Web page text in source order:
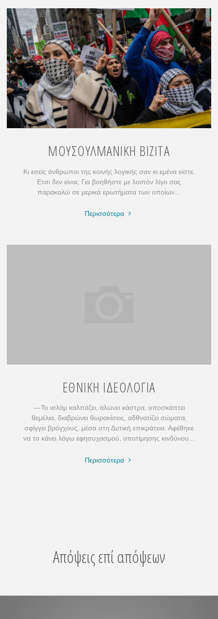
ΟΚΤ.
2023,
ΝΑ
ΤΙ
ΓΙΝΕΤΑΙ"
ΜΟΥΣΟΥΛΜΑΝΙΚΗ ΒΙΖΙΤΑ
Κι εσείς άνθρωποι της κοινής λογικής σαν κι εμένα είστε.
Ετσι δεν είναι; Για βοηθήστε με λοιπόν λίγο σας
παρακαλώ σε μερικά ερωτήματα των οποίων...
Περισσότερα "ΜΟΥΣΟΥΛΜΑΝΙΚΗ
ΕΘΝΙΚΗ ΙΔΕΟΛΟΓΙΑ
---Το ισλάμ καλπάζει, αλώνει κάστρα, υποσκάπτει
θεμέλια, διαβρώνει θωρακίσεις, αδθνατίζει σώματα,
σφίγγει βρόγχους, μέσα στη Δυτική επικράτεια. Αφέθηκε
να το κάνει λόγω εφησυχασμού, υποτίμησης κινδύνου...
Περισσότερα "ΕΘΝΙΚΗ
Απόψεις επί απόψεων